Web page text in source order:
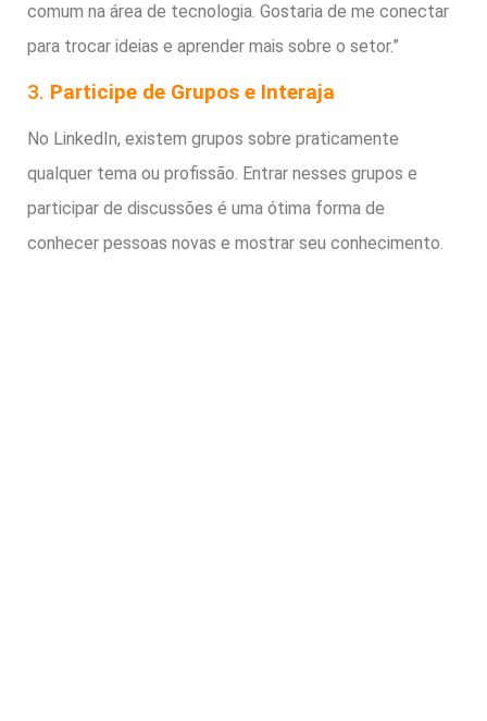
comum na área de tecnologia. Gostaria de me conectar
para trocar ideias e aprender mais sobre o setor.”
3. Participe de Grupos e Interaja
No LinkedIn, existem grupos sobre praticamente
qualquer tema ou profissão. Entrar nesses grupos e
participar de discussões é uma ótima forma de
conhecer pessoas novas e mostrar seu conhecimento.